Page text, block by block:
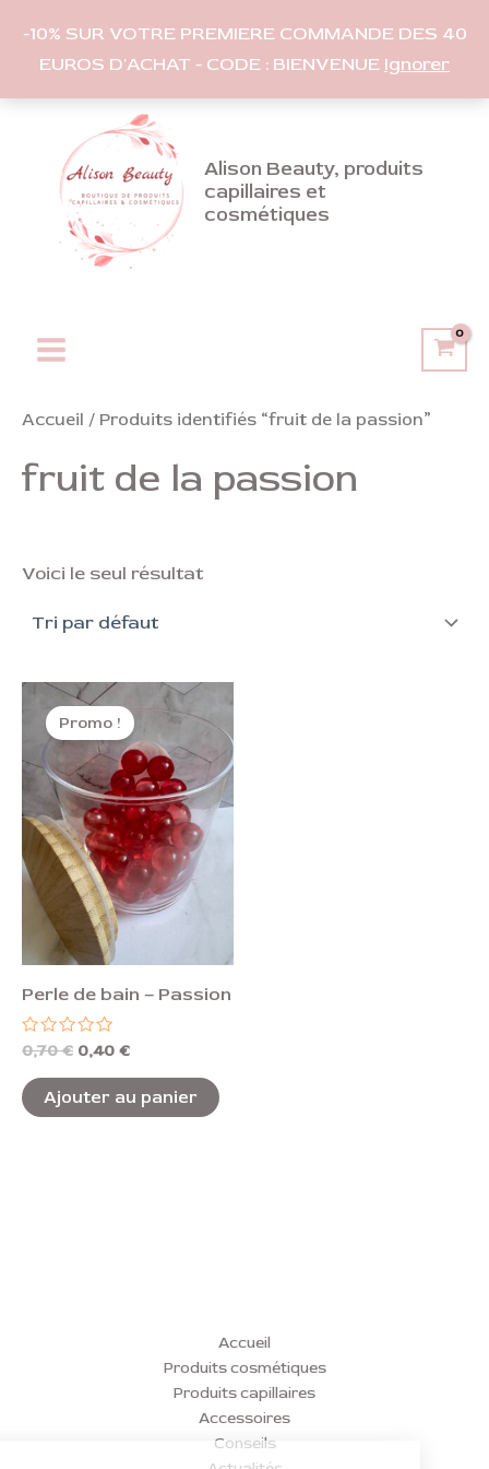
-10% SUR VOTRE PREMIERE COMMANDE DES 40
EUROS D'ACHAT - CODE : BIENVENUE Ignorer
Aller
Alison Beauty, produits
capillaires et
cosmétiques
Main
Accueil / Produits identifiés “fruit de la passion”
fruit de la passion
Voici le seul résultat
Promo !
Perle de bain – Passion
Note
sur
5
0,70€
Le
prix
initial
était :
0,70 €.
0,40 €
prix
actuel
est :
0,40 €.
Ajouter au panier
Accueil
Produits cosmétiques
Produits capillaires
Accessoires
Conseils